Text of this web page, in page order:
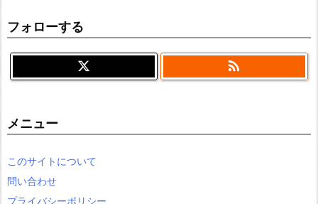
フォローする

メニュー
このサイトについて
問い合わせ
プライバシーポリシー